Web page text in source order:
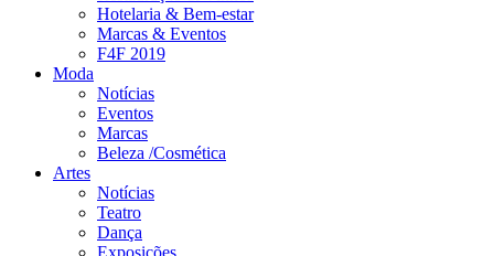
Hotelaria & Bem-estar
Marcas & Eventos
F4F 2019
Moda
Notícias
Eventos
Marcas
Beleza /Cosmética
Artes
Notícias
Teatro
Dança
Exposições